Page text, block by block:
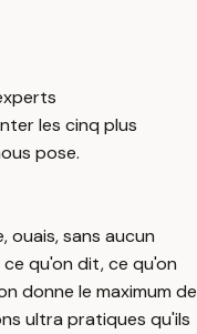
les cinq plus
pose.
ouais, sans aucun
qu'on dit, ce qu'on
donne le maximum de
ultra pratiques qu'ils